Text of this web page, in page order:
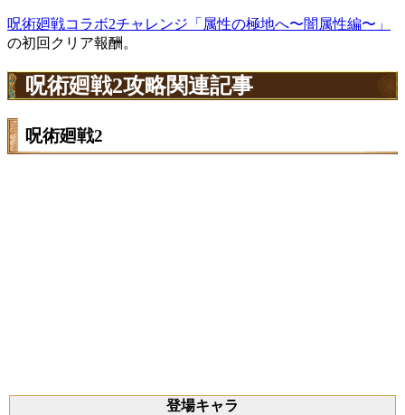
呪術廻戦コラボ2チャレンジ「属性の極地へ〜闇属性編〜」
の初回クリア報酬。
呪術廻戦2攻略関連記事
呪術廻戦2
登場キャラ